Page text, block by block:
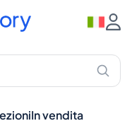
In vendita